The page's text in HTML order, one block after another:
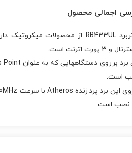
اجمالی محصول
و 3 پورت اترنت است.
است.
نصب است.